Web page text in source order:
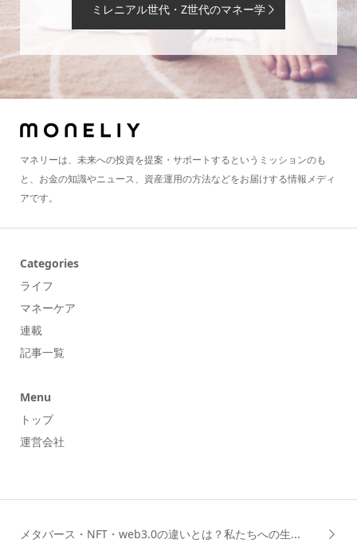
ミレニアル世代・Z世代のマネー学
マネリーは、未来への投資を提案・サポートするというミッションのも
と、お金の知識やニュース、資産運用の方法などをお届けする情報メディ
アです。
Categories
ライフ
マネーケア
連載
記事一覧
Menu
トップ
運営会社
メタバース・NFT・web3.0の違いとは？私たちへの生...